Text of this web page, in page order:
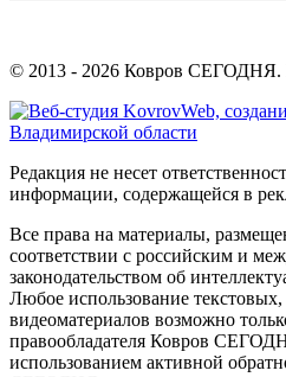
© 2013 - 2026 Ковров СЕГОДНЯ.
Редакция не несет
информации, содержащейся в
Все права на материалы,
соответствии с российским и
законодательством об
Любое использование текстовых,
видеоматериалов возможно
правообладателя Ковров
использованием активной